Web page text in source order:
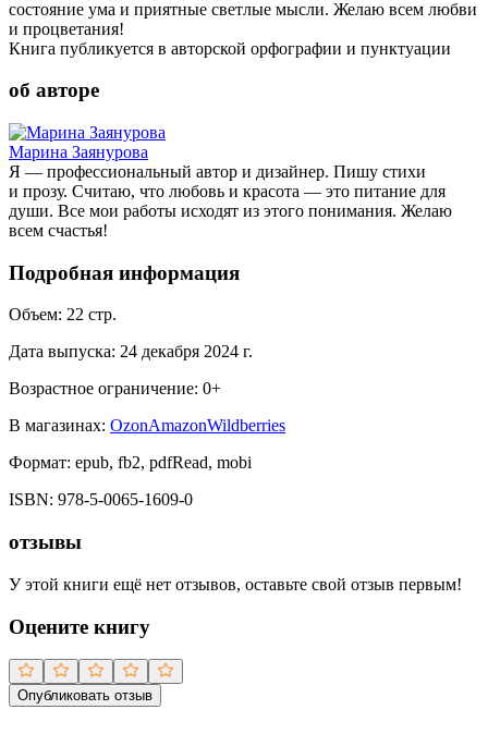
состояние ума и приятные светлые мысли. Желаю всем любви
и процветания!
Книга публикуется в авторской орфографии и пунктуации
об авторе
Марина Заянурова
Я — профессиональный автор и дизайнер. Пишу стихи
и прозу. Считаю, что любовь и красота — это питание для
души. Все мои работы исходят из этого понимания. Желаю
всем счастья!
Подробная информация
Объем: 22 стр.
Дата выпуска: 24 декабря 2024 г.
Возрастное ограничение: 0+
В магазинах: OzonAmazonWildberries
Формат: epub, fb2, pdfRead, mobi
ISBN: 978-5-0065-1609-0
отзывы
У этой книги ещё нет отзывов, оставьте свой отзыв первым!
Оцените книгу
Опубликовать отзыв